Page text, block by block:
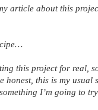
article about this
this project for real,
honest, this is my
I’m going to